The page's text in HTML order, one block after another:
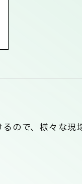
ので、様々な現